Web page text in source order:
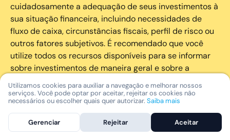
cuidadosamente a adequação de seus investimentos à
sua situação financeira, incluindo necessidades de
fluxo de caixa, circunstâncias fiscais, perfil de risco ou
outros fatores subjetivos. É recomendado que você
utilize todos os recursos disponíveis para se informar
sobre investimentos de maneira geral e sobre a
composição geral de seu portfólio. Questões fiscais ou
legais relativas aos investimentos realizados através da
Nomad devem ser obtidas pelos próprios clientes. A
Nomad e suas afiliadas não fornecem nenhum tipo de
aconselhamento legal ou fiscal.
Utilizamos cookies para auxiliar a navegação e melhorar nossos
serviços. Você pode optar por aceitar, rejeitar os cookies não
necessários ou escolher quais quer autorizar. Saiba mais
Gerenciar Rejeitar Aceitar